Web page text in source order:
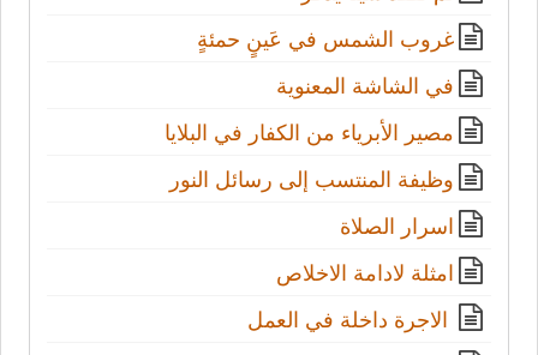
غروب الشمس في عَينٍ حمئةٍ
في الشاشة المعنوية
مصير الأبرياء من الكفار في البلايا
وظيفة المنتسب إلى رسائل النور
اسرار الصلاة
امثلة لادامة الاخلاص
الاجرة داخلة في العمل